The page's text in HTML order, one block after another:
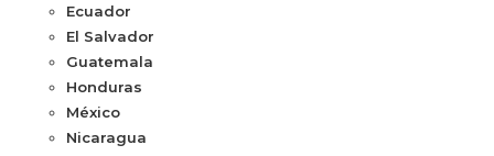
Ecuador
El Salvador
Guatemala
Honduras
México
Nicaragua